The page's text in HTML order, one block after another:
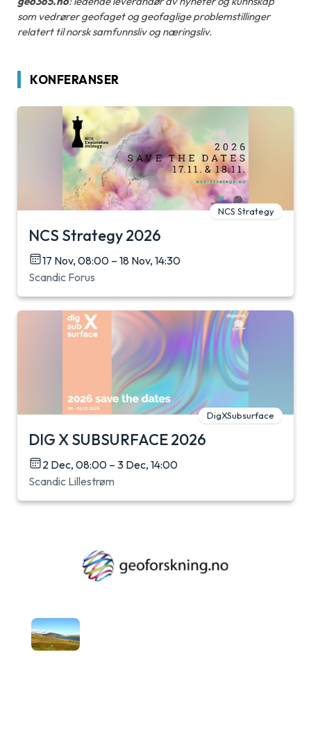
som vedrører geofaget og geofaglige problemstillinger
relatert til norsk samfunnsliv og næringsliv.
KONFERANSER
NCS Strategy
NCS Strategy 2026
17 Nov, 08:00 – 18 Nov, 14:30
Scandic Forus
DigXSubsurface
DIG X SUBSURFACE 2026
2 Dec, 08:00 – 3 Dec, 14:00
Scandic Lillestrøm